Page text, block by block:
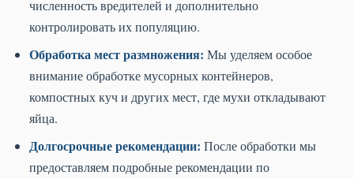
численность вредителей и дополнительно
контролировать их популяцию.
Обработка мест размножения: Мы уделяем особое
внимание обработке мусорных контейнеров,
компостных куч и других мест, где мухи откладывают
яйца.
Долгосрочные рекомендации: После обработки мы
предоставляем подробные рекомендации по